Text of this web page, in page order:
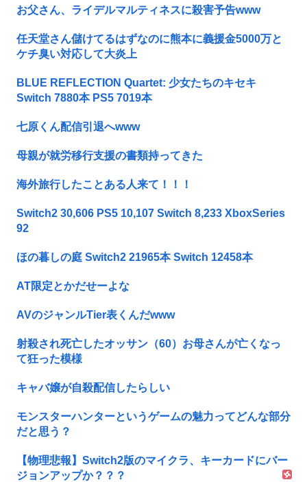
お父さん、ライデルマルティネスに殺害予告www
任天堂さん儲けてるはずなのに熊本に義援金5000万と
ケチ臭い対応して大炎上
BLUE REFLECTION Quartet: 少女たちのキセキ
Switch 7880本 PS5 7019本
七原くん配信引退へwww
母親が就労移行支援の書類持ってきた
海外旅行したことある人来て！！！
Switch2 30,606 PS5 10,107 Switch 8,233 XboxSeries
92
ほの暮しの庭 Switch2 21965本 Switch 12458本
AT限定とかだせーよな
AVのジャンルTier表くんだwww
射殺され死亡したオッサン（60）お母さんが亡くなっ
て狂った模様
キャバ嬢が自殺配信したらしい
モンスターハンターというゲームの魅力ってどんな部分
だと思う？
【物理悲報】Switch2版のマイクラ、キーカードにバー
ジョンアップか？？？